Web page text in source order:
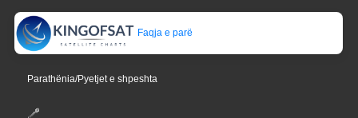
Faqja e parë
Parathënia/Pyetjet e shpeshta